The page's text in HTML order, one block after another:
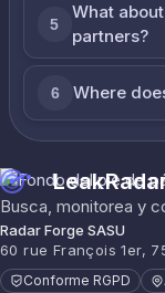
5
What
partners?
6 Where
Busca, monitorea y
Radar Forge SASU
60 rue François 1er,
Conforme RGPD